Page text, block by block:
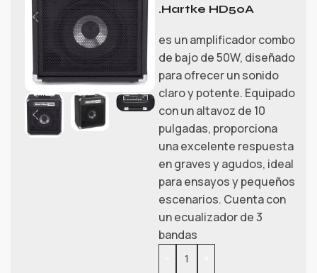
.Hartke HD50A
es un amplificador combo
de bajo de 50W, diseñado
para ofrecer un sonido
claro y potente. Equipado
con un altavoz de 10
pulgadas, proporciona
una excelente respuesta
en graves y agudos, ideal
para ensayos y pequeños
escenarios. Cuenta con
un ecualizador de 3
bandas